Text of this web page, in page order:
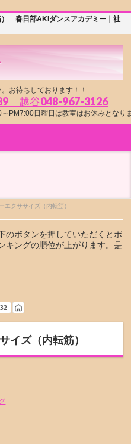
） 春日部AKIダンスアカデミー｜社
お待ちしております！！
越谷048-967-3126
PM7:00日曜日は教室はお休みとなり
エクササイズ（内転筋）
のボタンを押していただくとポ
キングの順位が上がります。是
イズ（内転筋）